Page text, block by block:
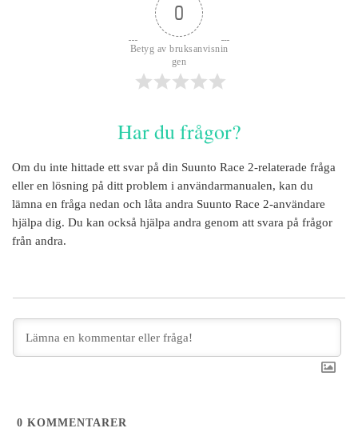
0
Betyg av bruksanvisnin
gen
Har du frågor?
Om du inte hittade ett svar på din Suunto Race 2-relaterade fråga
eller en lösning på ditt problem i användarmanualen, kan du
lämna en fråga nedan och låta andra Suunto Race 2-användare
hjälpa dig. Du kan också hjälpa andra genom att svara på frågor
från andra.
0 KOMMENTARER